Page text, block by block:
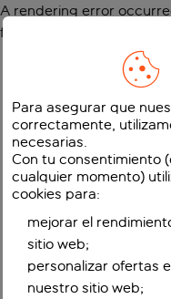
A rendering error
function
Para asegurar que
correctamente,
necesarias.
Con tu consentimiento
cualquier momento)
cookies para:
mejorar el
sitio web;
personalizar ofertas
nuestro sitio web;